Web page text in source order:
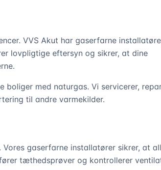
VVS Akut har gaserfarne
lovpligtige eftersyn og sikrer, at dine
med naturgas. Vi servicerer,
til andre varmekilder.
gaserfarne installatører sikrer, at
tæthedsprøver og kontrollerer